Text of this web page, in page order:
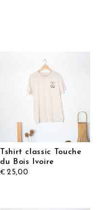
Tshirt classic Touche
du Bois Ivoire
€ 25,00